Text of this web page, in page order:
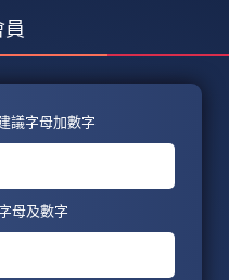
議字母加數字
母及數字